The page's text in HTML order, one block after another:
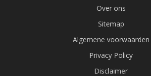
Over ons
Sitemap
Algemene voorwaarden
Privacy Policy
Disclaimer